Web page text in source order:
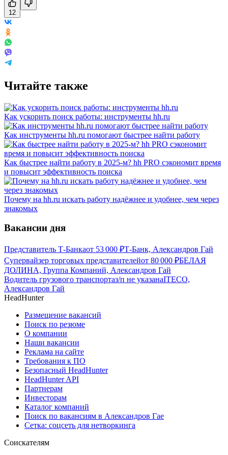
12
Читайте также
Как ускорить поиск работы: инструменты hh.ru
Как инструменты hh.ru помогают быстрее найти работу
Как быстрее найти работу в 2025-м? hh PRO сэкономит время
и повысит эффективность поиска
Почему на hh.ru искать работу надёжнее и удобнее, чем через
знакомых
Вакансии дня
Представитель Т-Банкаот 53 000 ₽Т-Банк, Александров Гай
Супервайзер торговых представителейот 80 000 ₽БЕЛАЯ
ДОЛИНА, Группа Компаний, Александров Гай
Водитель грузового транспортаз/п не указанаITECO,
Александров Гай
HeadHunter
Размещение вакансий
Поиск по резюме
О компании
Наши вакансии
Реклама на сайте
Требования к ПО
Безопасный HeadHunter
HeadHunter API
Партнерам
Инвесторам
Каталог компаний
Поиск по вакансиям в Александров Гае
Сетка: соцсеть для нетворкинга
Соискателям